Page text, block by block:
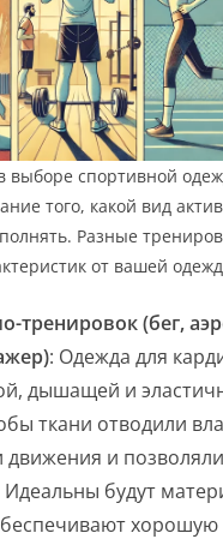
выборе спортивной
того, какой вид
Разные
от вашей
тренировок (бег,
: Одежда для
дышащей и
ткани отводили
движения и
будут
хорошую